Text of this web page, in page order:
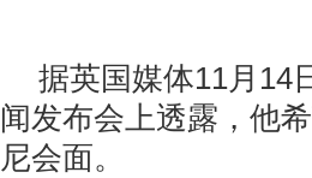
据英国媒体11月14
闻发布会上透露，他
尼会面。